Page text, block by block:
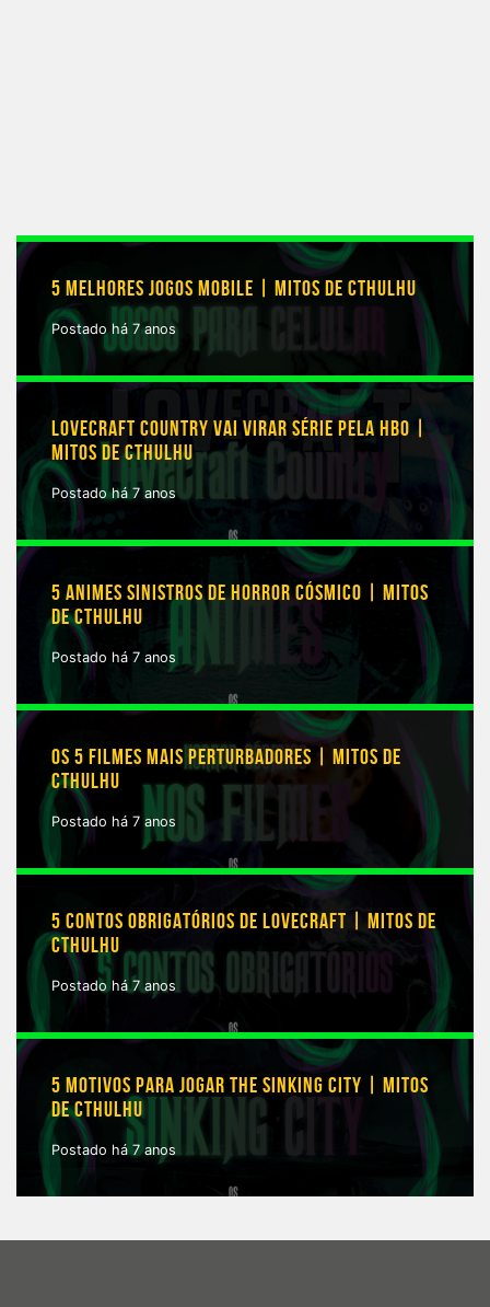
5 MELHORES JOGOS MOBILE | MITOS DE CTHULHU
Postado há 7 anos
LOVECRAFT COUNTRY VAI VIRAR SÉRIE PELA HBO |
MITOS DE CTHULHU
Postado há 7 anos
5 ANIMES SINISTROS DE HORROR CÓSMICO | MITOS
DE CTHULHU
Postado há 7 anos
OS 5 FILMES MAIS PERTURBADORES | MITOS DE
CTHULHU
Postado há 7 anos
5 CONTOS OBRIGATÓRIOS DE LOVECRAFT | MITOS DE
CTHULHU
Postado há 7 anos
5 MOTIVOS PARA JOGAR THE SINKING CITY | MITOS
DE CTHULHU
Postado há 7 anos